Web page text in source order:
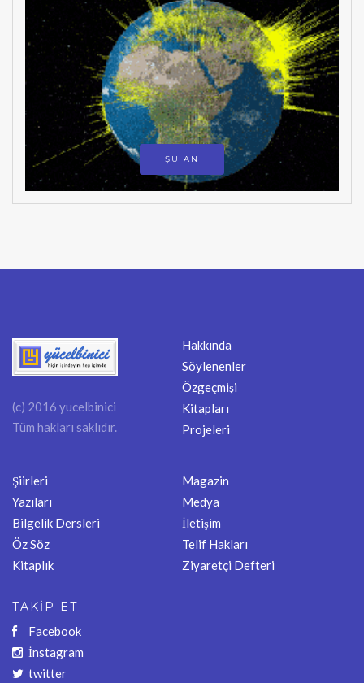
ŞU AN
(c) 2016 yucelbinici
Tüm hakları saklıdır.
Hakkında
Söylenenler
Özgeçmişi
Kitapları
Projeleri
Şiirleri
Yazıları
Bilgelik Dersleri
Öz Söz
Kitaplık
Magazin
Medya
İletişim
Telif Hakları
Ziyaretçi Defteri
TAKİP ET
Facebook
İnstagram
twitter